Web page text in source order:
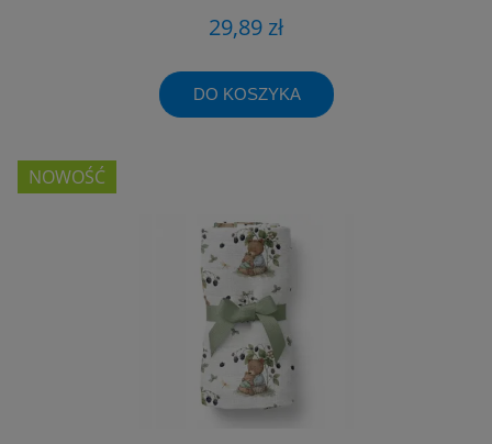
29,89 zł
DO KOSZYKA
NOWOŚĆ